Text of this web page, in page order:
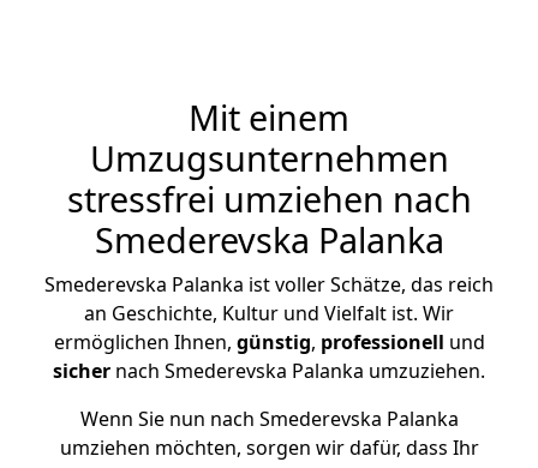
Mit einem
Umzugsunternehmen
stressfrei umziehen nach
Smederevska Palanka
Smederevska Palanka ist voller Schätze, das reich
an Geschichte, Kultur und Vielfalt ist. Wir
ermöglichen Ihnen, günstig, professionell und
sicher nach Smederevska Palanka umzuziehen.
Wenn Sie nun nach Smederevska Palanka
umziehen möchten, sorgen wir dafür, dass Ihr